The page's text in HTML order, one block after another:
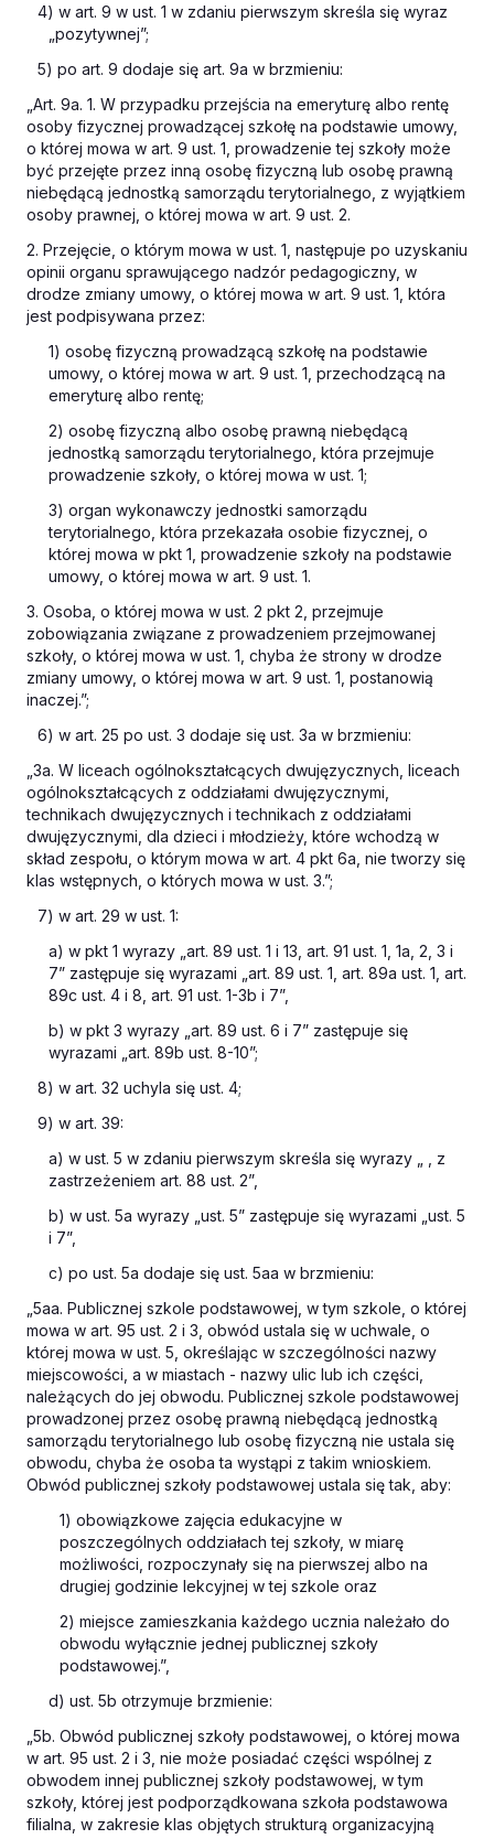
4) w art. 9 w ust. 1 w zdaniu pierwszym skreśla się wyraz
„pozytywnej”;
5) po art. 9 dodaje się art. 9a w brzmieniu:
„Art. 9a. 1. W przypadku przejścia na emeryturę albo rentę
osoby fizycznej prowadzącej szkołę na podstawie umowy,
o której mowa w art. 9 ust. 1, prowadzenie tej szkoły może
być przejęte przez inną osobę fizyczną lub osobę prawną
niebędącą jednostką samorządu terytorialnego, z wyjątkiem
osoby prawnej, o której mowa w art. 9 ust. 2.
2. Przejęcie, o którym mowa w ust. 1, następuje po uzyskaniu
opinii organu sprawującego nadzór pedagogiczny, w
drodze zmiany umowy, o której mowa w art. 9 ust. 1, która
jest podpisywana przez:
1) osobę fizyczną prowadzącą szkołę na podstawie
umowy, o której mowa w art. 9 ust. 1, przechodzącą na
emeryturę albo rentę;
2) osobę fizyczną albo osobę prawną niebędącą
jednostką samorządu terytorialnego, która przejmuje
prowadzenie szkoły, o której mowa w ust. 1;
3) organ wykonawczy jednostki samorządu
terytorialnego, która przekazała osobie fizycznej, o
której mowa w pkt 1, prowadzenie szkoły na podstawie
umowy, o której mowa w art. 9 ust. 1.
3. Osoba, o której mowa w ust. 2 pkt 2, przejmuje
zobowiązania związane z prowadzeniem przejmowanej
szkoły, o której mowa w ust. 1, chyba że strony w drodze
zmiany umowy, o której mowa w art. 9 ust. 1, postanowią
inaczej.”;
6) w art. 25 po ust. 3 dodaje się ust. 3a w brzmieniu:
„3a. W liceach ogólnokształcących dwujęzycznych, liceach
ogólnokształcących z oddziałami dwujęzycznymi,
technikach dwujęzycznych i technikach z oddziałami
dwujęzycznymi, dla dzieci i młodzieży, które wchodzą w
skład zespołu, o którym mowa w art. 4 pkt 6a, nie tworzy się
klas wstępnych, o których mowa w ust. 3.”;
7) w art. 29 w ust. 1:
a) w pkt 1 wyrazy „art. 89 ust. 1 i 13, art. 91 ust. 1, 1a, 2, 3 i
7” zastępuje się wyrazami „art. 89 ust. 1, art. 89a ust. 1, art.
89c ust. 4 i 8, art. 91 ust. 1-3b i 7”,
b) w pkt 3 wyrazy „art. 89 ust. 6 i 7” zastępuje się
wyrazami „art. 89b ust. 8-10”;
8) w art. 32 uchyla się ust. 4;
9) w art. 39:
a) w ust. 5 w zdaniu pierwszym skreśla się wyrazy „ , z
zastrzeżeniem art. 88 ust. 2”,
b) w ust. 5a wyrazy „ust. 5” zastępuje się wyrazami „ust. 5
i 7”,
c) po ust. 5a dodaje się ust. 5aa w brzmieniu:
„5aa. Publicznej szkole podstawowej, w tym szkole, o której
mowa w art. 95 ust. 2 i 3, obwód ustala się w uchwale, o
której mowa w ust. 5, określając w szczególności nazwy
miejscowości, a w miastach - nazwy ulic lub ich części,
należących do jej obwodu. Publicznej szkole podstawowej
prowadzonej przez osobę prawną niebędącą jednostką
samorządu terytorialnego lub osobę fizyczną nie ustala się
obwodu, chyba że osoba ta wystąpi z takim wnioskiem.
Obwód publicznej szkoły podstawowej ustala się tak, aby:
1) obowiązkowe zajęcia edukacyjne w
poszczególnych oddziałach tej szkoły, w miarę
możliwości, rozpoczynały się na pierwszej albo na
drugiej godzinie lekcyjnej w tej szkole oraz
2) miejsce zamieszkania każdego ucznia należało do
obwodu wyłącznie jednej publicznej szkoły
podstawowej.”,
d) ust. 5b otrzymuje brzmienie:
„5b. Obwód publicznej szkoły podstawowej, o której mowa
w art. 95 ust. 2 i 3, nie może posiadać części wspólnej z
obwodem innej publicznej szkoły podstawowej, w tym
szkoły, której jest podporządkowana szkoła podstawowa
filialna, w zakresie klas objętych strukturą organizacyjną